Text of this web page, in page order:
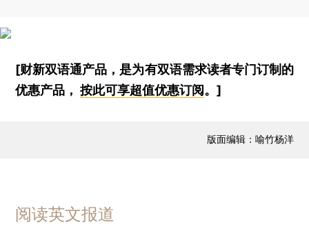
[财新双语通产品，是为有双语需求读者专门订制的
优惠产品，按此可享超值优惠订阅。]
版面编辑：喻竹杨洋
阅读英文报道